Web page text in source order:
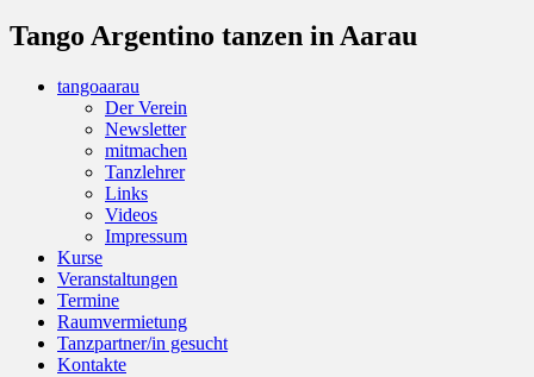
Tango Argentino tanzen in Aarau
tangoaarau
Der Verein
Newsletter
mitmachen
Tanzlehrer
Links
Videos
Impressum
Kurse
Veranstaltungen
Termine
Raumvermietung
Tanzpartner/in gesucht
Kontakte